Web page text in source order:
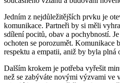
Jedním z nejdůležitějších prvku je
komunikace. Partneři by si měli
sdílení pocitů, obav a pochybností.
ochoten se porozumět. Komunikace
respektu a empatii, aniž by byla plná
Dalším krokem je potřeba vyřešit
než se zabýváte novými výzvami ve